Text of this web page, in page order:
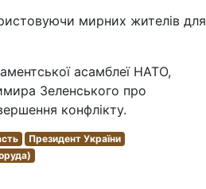
мирних жителів для
асамблеї НАТО,
Зеленського про
конфлікту.
Президент України